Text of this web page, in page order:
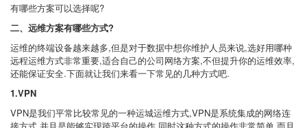
有哪些方案可以选择呢?
二、远维方案有哪些方式?
运维的终端设备越来越多,但是对于数据中想你维护人员来说,选好用哪种
远程运维方式非常重要,适合自己的公司网络方案,不但提升你的运维效率,
还能保证安全.下面就让我们来看一下常见的几种方式吧.
1.VPN
VPN是我们平常比较常见的一种运城运维方式,VPN是系统集成的网络连
接方式,并且是能够实现跨平台的操作.同时这种方式的操作非常简单.而且